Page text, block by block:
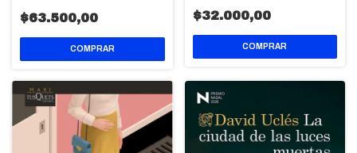
$63.500,00 $32.000,00